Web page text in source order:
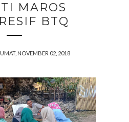
MAROS
BTQ
NOVEMBER 02, 2018